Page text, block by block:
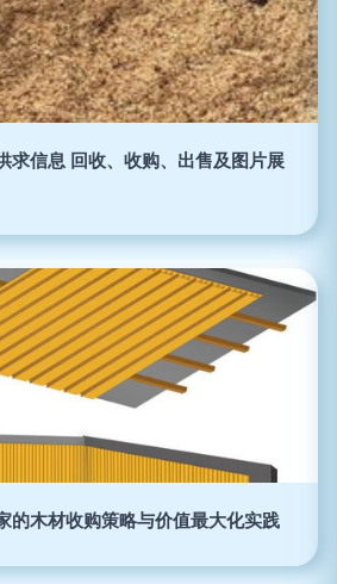
求信息 回收、收购、出售及图片展
的木材收购策略与价值最大化实践